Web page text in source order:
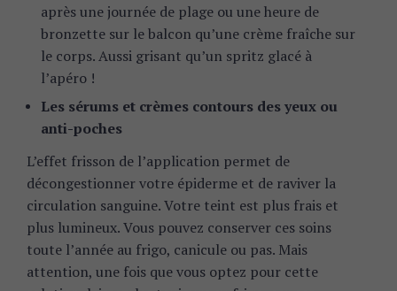
après une journée de plage ou une heure de
bronzette sur le balcon qu’une crème fraîche sur
le corps. Aussi grisant qu’un spritz glacé à
l’apéro !
Les sérums et crèmes contours des yeux ou
anti-poches
L’effet frisson de l’application permet de
décongestionner votre épiderme et de raviver la
circulation sanguine. Votre teint est plus frais et
plus lumineux. Vous pouvez conserver ces soins
toute l’année au frigo, canicule ou pas. Mais
attention, une fois que vous optez pour cette